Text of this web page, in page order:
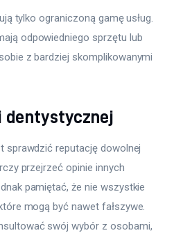
tylko ograniczoną gamę usług.
odpowiedniego sprzętu lub
z bardziej skomplikowanymi
dentystycznej
sprawdzić reputację dowolnej
przejrzeć opinie innych
pamiętać, że nie wszystkie
mogą być nawet fałszywe.
swój wybór z osobami,